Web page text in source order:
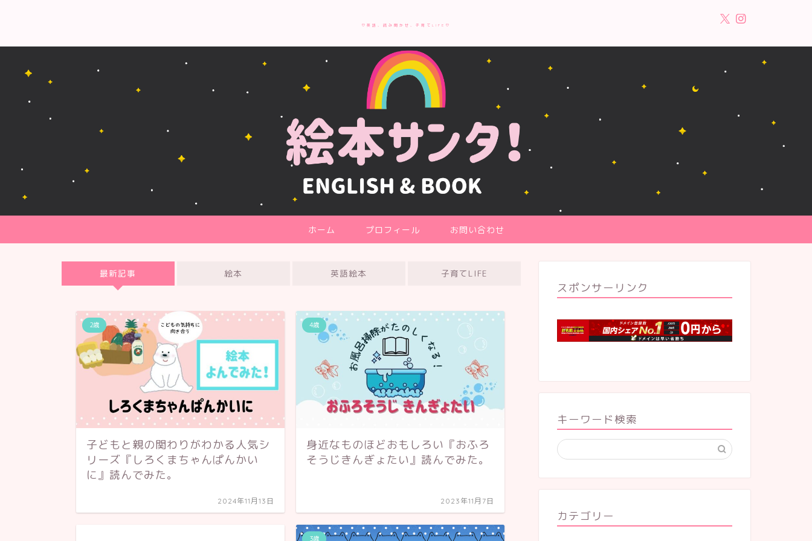
♡英語、読み聞かせ、子育てLIFE♡
ホーム プロフィール お問い合わせ
最新記事 絵本 英語絵本 子育てLIFE
2歳
子どもと親の関わりがわかる人気シ
リーズ『しろくまちゃんぱんかい
に』読んでみた。
2024年11月13日
4歳
身近なものほどおもしろい『おふろ
そうじきんぎょたい』読んでみた。
2023年11月7日
3歳
子どもと親の関わりがわかる人気シ
リーズ『しろくまちゃんぱんかい
スポンサーリンク
キーワード検索
カテゴリー